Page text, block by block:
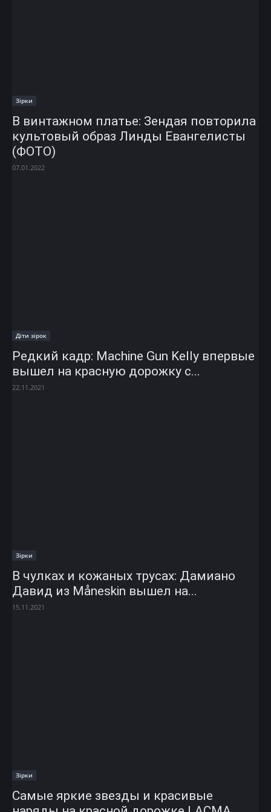
Зірки
В винтажном платье: Зендая повторила
культовый образ Линды Евангелисты
(ФОТО)
07.01.2022
Діти зірок
Редкий кадр: Machine Gun Kelly впервые
вышел на красную дорожку с...
22.11.2021
Зірки
В чулках и кожаных трусах: Дамиано
Давид из Måneskin вышел на...
15.11.2021
Зірки
Самые яркие звезды и красивые